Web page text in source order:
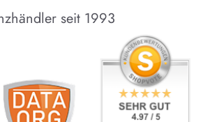
seit 1993